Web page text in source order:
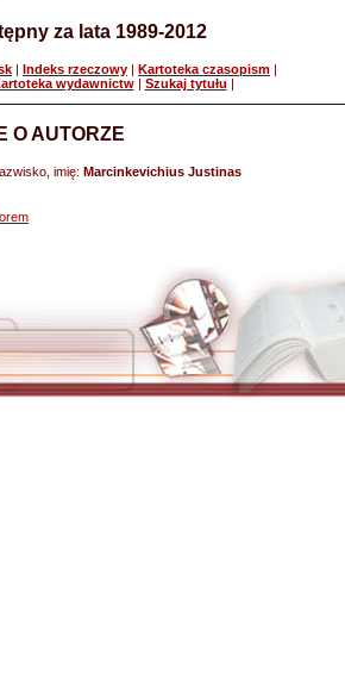
za lata 1989-2012
| Indeks rzeczowy | Kartoteka czasopism |
wydawnictw| Szukaj tytułu |
O AUTORZE
imię: Marcinkevichius Justinas